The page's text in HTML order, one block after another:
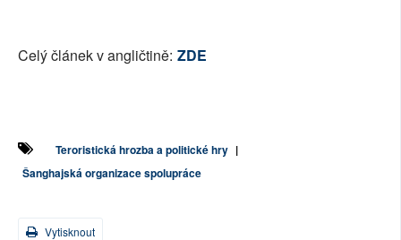
Celý článek v angličtině: ZDE
Teroristická hrozba a politické hry |
Šanghajská organizace spolupráce
Vytisknout